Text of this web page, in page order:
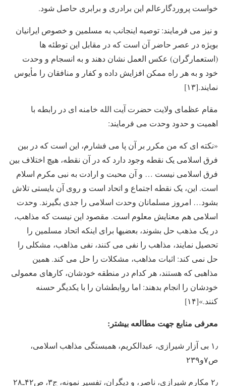
خواست پروردگارعالم این برادری و برابری حاصل شود.
و نیز می فرمایند: توصیه اینجانب به مسلمین و خصوص ایرانیان
بویژه در عصر حاضر آن است که در مقابل این توطئه ها
(استعمارگران) عکس العمل نشان دهند و به انسجام و وحدت
خود و به هر راه ممکن افزایش داده و کفار و منافقان را مأیوس
نمایند.[۱۳]
مقام عظمای ولایت حضرت آیت الله خامنه ای در رابطه با
اهمیت و حدود وحدت می فرمایند:
«نکته ای که من مکرر بر آن پا می فشارم، این است که در بین
فرق اسلامی یک نقطه وجود دارد که در آن نقطه، هیچ اختلاف بین
فرق اسلامی نیست … و آن محبت و ارادت به نبی مکرم اسلام
است. این، یک نقطه اجتماع و اتحاد است و روی آن بایستی تلاش
بشود… امروز مسلمانان وحدت اسلامی را جدی بگیرند. وحدت
اسلامی هم معنایش معلوم است. مقصود این نیست که مذاهب،
در یک مذهب حل بشوند، بعضیها برای اینکه اتحاد مسلمین را
تحصیل نمایند، مذاهب را نفی می کنند، نفی مذاهب، مشکلی را
حل نمی کند: اثبات مذاهب، مشکلات را حل می کند. همین
مذاهبی که هستند، هر کدام در منطقه خودشان، کارهای معمولی
خودشان را انجام بدهند: اما روابطشان را با یکدیگر حسنه
کنند.»[۱۴]
معرفی منابع جهت مطالعه بیشتر:
۱٫ بی آزار شیرازی، عبدالکریم، همبستگی مذاهب اسلامی،
ص۷و۲۳۹
۲٫ مکارم شیرازی، ناصر، و دیگران، تفسیر نمونه، ج۳، ص۴۲ـ۲۸